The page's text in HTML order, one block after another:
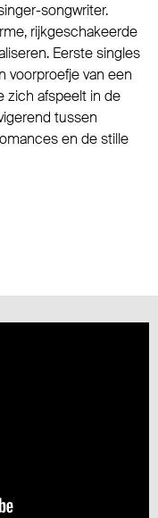
songwriter.
rijkgeschakeerde
Eerste singles
voorproefje van een
zich afspeelt in de
tussen
en de stille